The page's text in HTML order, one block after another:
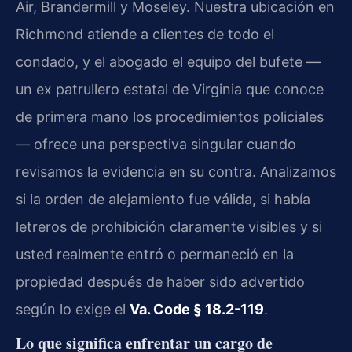
Air, Brandermill y Moseley. Nuestra ubicación en
Richmond atiende a clientes de todo el
condado, y el abogado el equipo del bufete —
un ex patrullero estatal de Virginia que conoce
de primera mano los procedimientos policiales
— ofrece una perspectiva singular cuando
revisamos la evidencia en su contra. Analizamos
si la orden de alejamiento fue válida, si había
letreros de prohibición claramente visibles y si
usted realmente entró o permaneció en la
propiedad después de haber sido advertido
según lo exige el Va. Code § 18.2-119.
Lo que significa enfrentar un cargo de